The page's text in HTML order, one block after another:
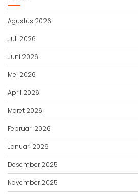
Agustus 2026
Juli 2026
Juni 2026
Mei 2026
April 2026
Maret 2026
Februari 2026
Januari 2026
Desember 2025
November 2025